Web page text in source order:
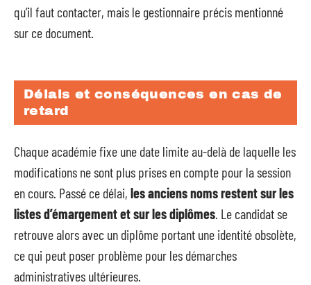
qu’il faut contacter, mais le gestionnaire précis mentionné
sur ce document.
Délais et conséquences en cas de
retard
Chaque académie fixe une date limite au-delà de laquelle les
modifications ne sont plus prises en compte pour la session
en cours. Passé ce délai, les anciens noms restent sur les
listes d’émargement et sur les diplômes . Le candidat se
retrouve alors avec un diplôme portant une identité obsolète,
ce qui peut poser problème pour les démarches
administratives ultérieures.